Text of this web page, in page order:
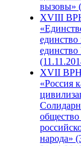
вызовы»
XVIII
единство
единство
XVII
«Россия
народа»